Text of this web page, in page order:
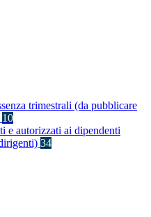
trimestrali (da pubblicare
10
e autorizzati ai dipendenti
34